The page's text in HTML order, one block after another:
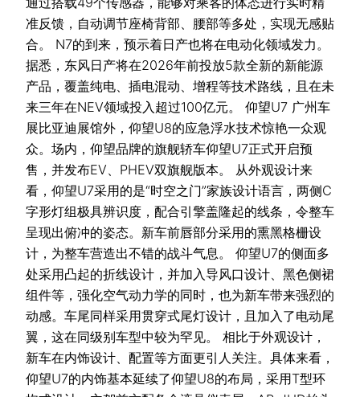
准反馈，自动调节座椅背部、腰部等多处，实现无感贴
合。 N7的到来，预示着日产也将在电动化领域发力。
据悉，东风日产将在2026年前投放5款全新的新能源
产品，覆盖纯电、插电混动、增程等技术路线，且在未
来三年在NEV领域投入超过100亿元。 仰望U7 广州车
展比亚迪展馆外，仰望U8的应急浮水技术惊艳一众观
众。场内，仰望品牌的旗舰轿车仰望U7正式开启预
售，并发布EV、PHEV双旗舰版本。 从外观设计来
看，仰望U7采用的是“时空之门”家族设计语言，两侧C
字形灯组极具辨识度，配合引擎盖隆起的线条，令整车
呈现出俯冲的姿态。新车前唇部分采用的熏黑格栅设
计，为整车营造出不错的战斗气息。 仰望U7的侧面多
处采用凸起的折线设计，并加入导风口设计、黑色侧裙
组件等，强化空气动力学的同时，也为新车带来强烈的
动感。车尾同样采用贯穿式尾灯设计，且加入了电动尾
翼，这在同级别车型中较为罕见。 相比于外观设计，
新车在内饰设计、配置等方面更引人关注。具体来看，
仰望U7的内饰基本延续了仰望U8的布局，采用T型环